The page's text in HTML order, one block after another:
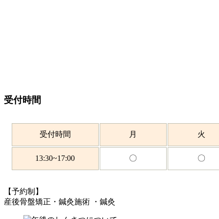
受付時間
受付時間 月 火
13:30~17:00 〇 〇
【予約制】
産後骨盤矯正・鍼灸施術 ・鍼灸